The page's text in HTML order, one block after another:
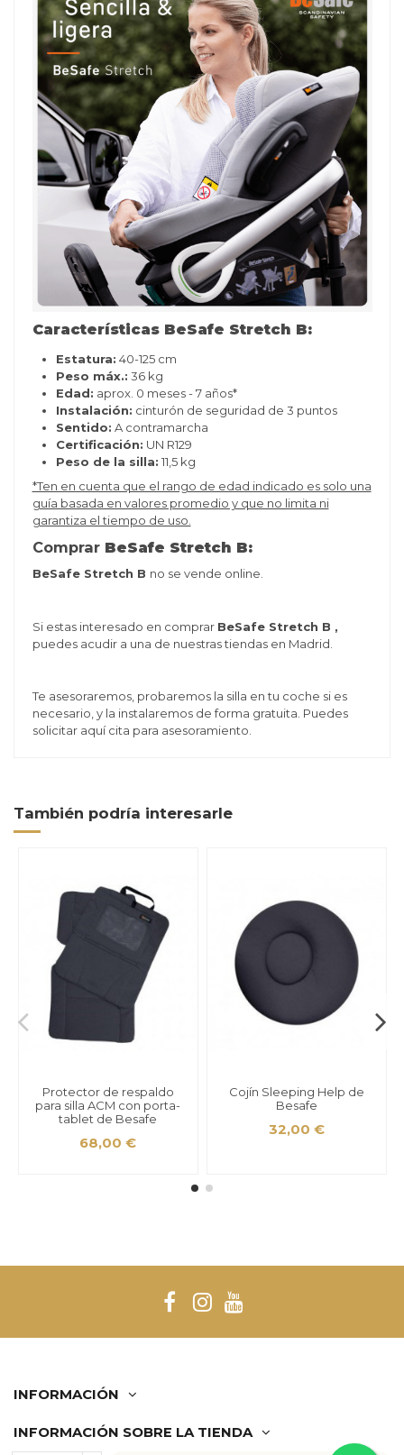
Características BeSafe Stretch B:
Estatura: 40-125 cm
Peso máx.: 36 kg
Edad: aprox. 0 meses - 7 años*
Instalación: cinturón de seguridad de 3 puntos
Sentido: A contramarcha
Certificación: UN R129
Peso de la silla: 11,5 kg
*Ten en cuenta que el rango de edad indicado es solo una
guía basada en valores promedio y que no limita ni
garantiza el tiempo de uso.
Comprar BeSafe Stretch B:
BeSafe Stretch B no se vende online.
Si estas interesado en comprar BeSafe Stretch B ,
puedes acudir a una de nuestras tiendas en Madrid.
Te asesoraremos, probaremos la silla en tu coche si es
necesario, y la instalaremos de forma gratuita. Puedes
solicitar aquícita para asesoramiento.
También podría interesarle
Protector de respaldo
para silla ACM con porta-
tablet de Besafe
68,00 €
Cojín Sleeping Help de
Besafe
32,00 €
INFORMACIÓN
INFORMACIÓN SOBRE LA TIENDA